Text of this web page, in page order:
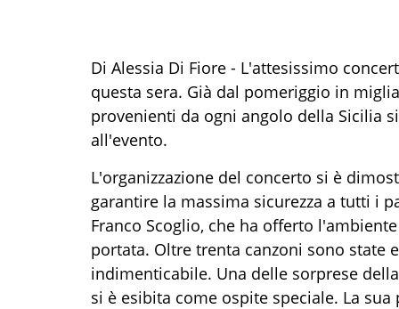
Di Alessia Di Fiore - L'attesissimo
questa sera. Già dal pomeriggio in
provenienti da ogni angolo della Sicilia
all'evento.
L'organizzazione del concerto si è
garantire la massima sicurezza a tutti i
Franco Scoglio, che ha offerto
portata. Oltre trenta canzoni sono state
indimenticabile. Una delle sorprese
si è esibita come ospite speciale. La